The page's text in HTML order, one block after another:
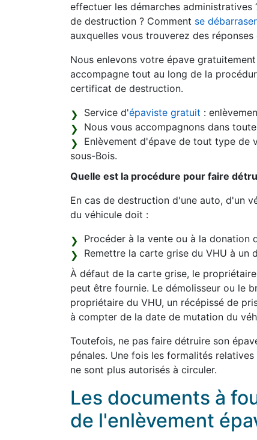
effectuer les démarches
de destruction ? Comment se
auxquelles vous trouverez des
Nous enlevons votre épave
accompagne tout au long de la
certificat de destruction.
Service d'épaviste gratuit :
Nous vous accompagnons dans
Enlèvement d'épave de tout type de
sous-Bois.
Quelle est la procédure pour faire
En cas de destruction d'une auto, d'un
du véhicule doit :
Procéder à la vente ou à la donation
Remettre la carte grise du VHU à un
À défaut de la carte grise, le
peut être fournie. Le démolisseur ou le
propriétaire du VHU, un récépissé de
à compter de la date de mutation du
Toutefois, ne pas faire détruire son
pénales. Une fois les formalités
ne sont plus autorisés à circuler.
Les documents à
de l'enlèvement